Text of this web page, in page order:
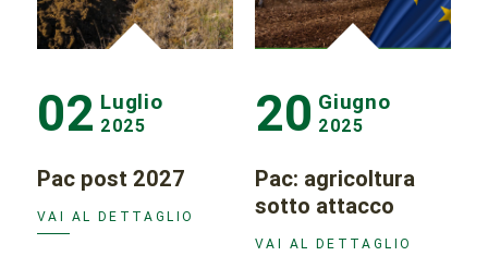
02 Luglio
2025
Pac post 2027
VAI AL DETTAGLIO
20 Giugno
2025
Pac: agricoltura
sotto attacco
VAI AL DETTAGLIO